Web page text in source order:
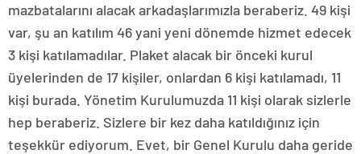
mazbatalarını alacak arkadaşlarımızla beraberiz. 49 kişi
var, şu an katılım 46 yani yeni dönemde hizmet edecek
3 kişi katılamadılar. Plaket alacak bir önceki kurul
üyelerinden de 17 kişiler, onlardan 6 kişi katılamadı, 11
kişi burada. Yönetim Kurulumuzda 11 kişi olarak sizlerle
hep beraberiz. Sizlere bir kez daha katıldığınız için
teşekkür ediyorum. Evet, bir Genel Kurulu daha geride